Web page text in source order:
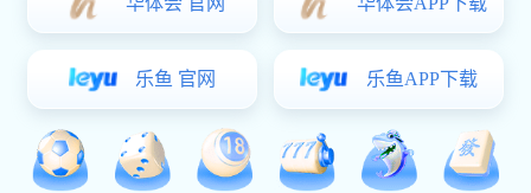
星空真人:DMK022-1 ABS塑料黑色
￥0.90